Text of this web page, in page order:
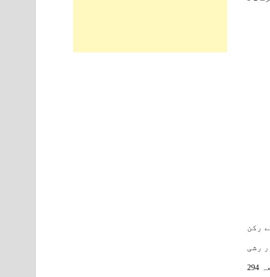
رکن
رشی
کپور کےبارے میں قابل اعتراض ٹوئٹس کیےہیں۔جس پرپولیس نے کمال آرخان کے خلاف دفعہ 294